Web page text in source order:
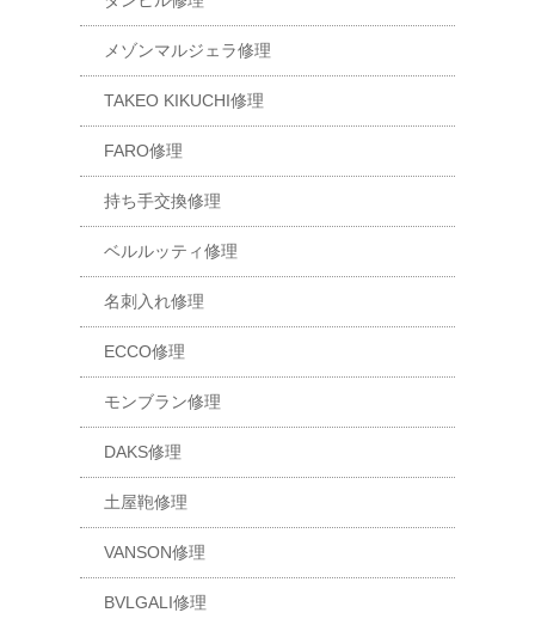
メゾンマルジェラ修理
TAKEO KIKUCHI修理
FARO修理
持ち手交換修理
ベルルッティ修理
名刺入れ修理
ECCO修理
モンブラン修理
DAKS修理
土屋鞄修理
VANSON修理
BVLGALI修理